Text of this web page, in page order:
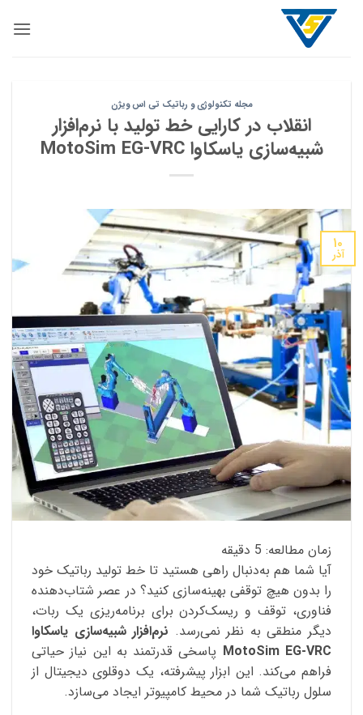
مجله تکنولوژی و رباتیک تی اس ویژن
انقلاب در کارایی خط تولید با نرم‌افزار
شبیه‌سازی یاسکاوا MotoSim EG-VRC
۱۰
آذر
زمان مطالعه: 5 دقیقه
آیا شما هم به‌دنبال راهی هستید تا خط تولید رباتیک خود
را بدون هیچ توقفی بهینه‌سازی کنید؟ در عصر شتاب‌دهنده
فناوری، توقف و ریسک‌کردن برای برنامه‌ریزی یک ربات،
دیگر منطقی به نظر نمی‌رسد. نرم‌افزار شبیه‌سازی یاسکاوا
MotoSim EG-VRC پاسخی قدرتمند به این نیاز حیاتی
فراهم می‌کند. این ابزار پیشرفته، یک دوقلوی دیجیتال از
سلول رباتیک شما در محیط کامپیوتر ایجاد می‌سازد.